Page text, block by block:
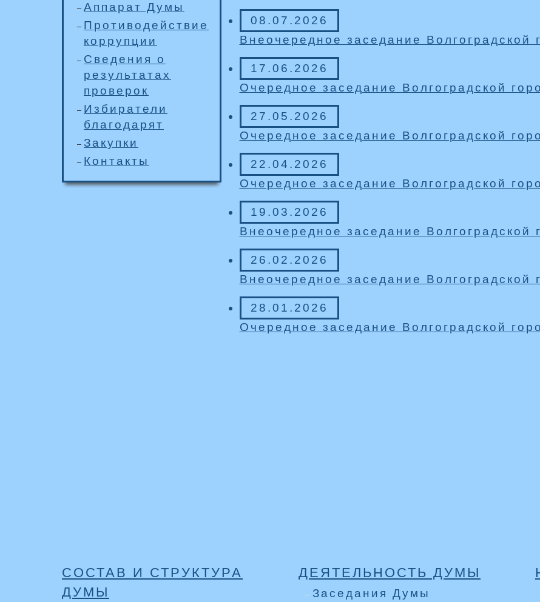
Аппарат Думы
Противодействие
коррупции
Сведения о
результатах
проверок
Избиратели
благодарят
Закупки
Контакты
08.07.2026
Внеочередное заседание Волгоградской
17.06.2026
Очередное заседание Волгоградской
27.05.2026
Очередное заседание Волгоградской
22.04.2026
Очередное заседание Волгоградской
19.03.2026
Внеочередное заседание Волгоградской
26.02.2026
Внеочередное заседание Волгоградской
28.01.2026
Очередное заседание Волгоградской
СОСТАВ И СТРУКТУРА
ДУМЫ
ДЕЯТЕЛЬНОСТЬ ДУМЫ
Заседания Думы